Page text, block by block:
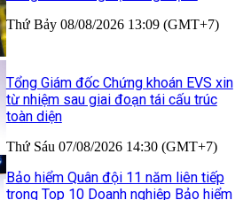
Thứ Bảy 08/08/2026 13:09 (GMT+7)
Tổng Giám đốc Chứng khoán EVS xin
từ nhiệm sau giai đoạn tái cấu trúc
toàn diện
Thứ Sáu 07/08/2026 14:30 (GMT+7)
Bảo hiểm Quân đội 11 năm liên tiếp
trong Top 10 Doanh nghiệp Bảo hiểm